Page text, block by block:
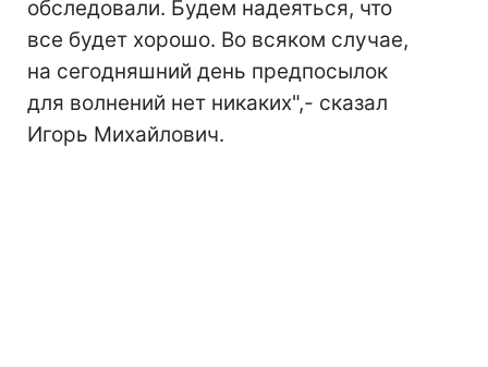
обследовали. Будем надеяться, что
все будет хорошо. Во всяком случае,
на сегодняшний день предпосылок
для волнений нет никаких",- сказал
Игорь Михайлович.